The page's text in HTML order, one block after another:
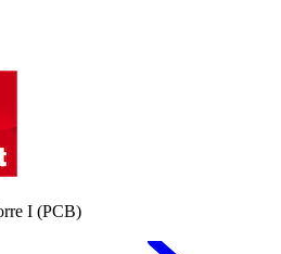
I (PCB)